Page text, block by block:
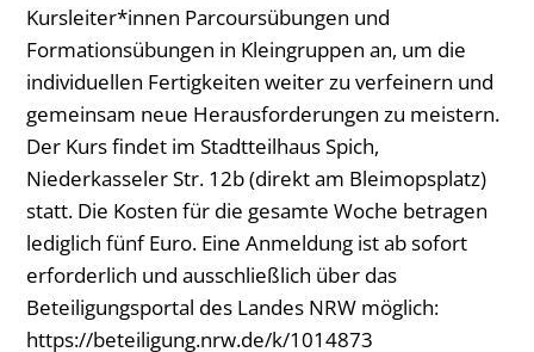
Kursleiter*innen Parcoursübungen und
Formationsübungen in Kleingruppen an, um die
individuellen Fertigkeiten weiter zu verfeinern und
gemeinsam neue Herausforderungen zu meistern.
Der Kurs findet im Stadtteilhaus Spich,
Niederkasseler Str. 12b (direkt am Bleimopsplatz)
statt. Die Kosten für die gesamte Woche betragen
lediglich fünf Euro. Eine Anmeldung ist ab sofort
erforderlich und ausschließlich über das
Beteiligungsportal des Landes NRW möglich:
https://beteiligung.nrw.de/k/1014873